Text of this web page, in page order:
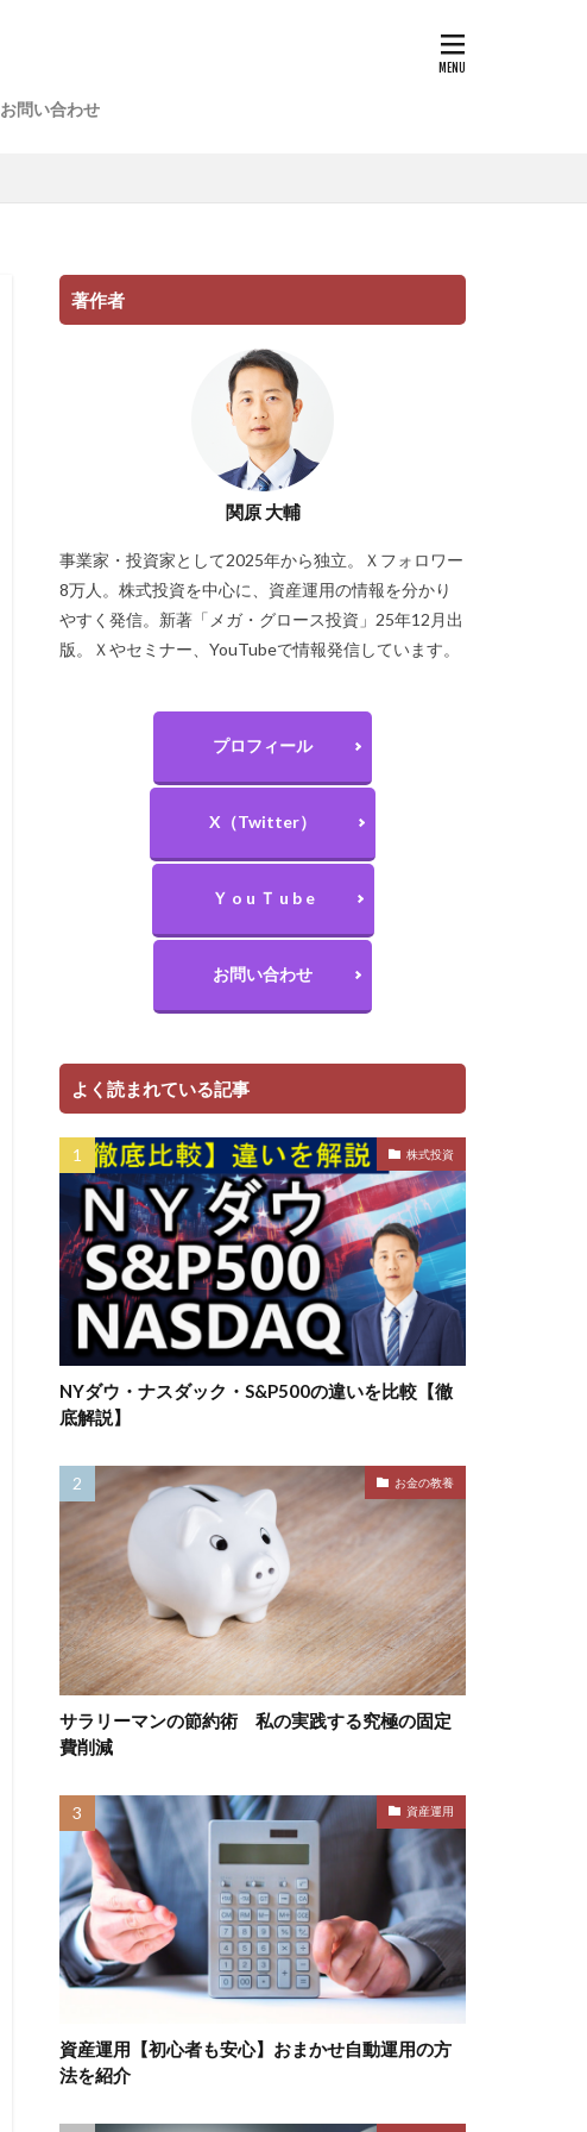
お問い合わせ
著作者
関原 大輔
事業家・投資家として2025年から独立。Ｘフォロワー
8万人。株式投資を中心に、資産運用の情報を分かり
やすく発信。新著「メガ・グロース投資」25年12月出
版。Ｘやセミナー、YouTubeで情報発信しています。
プロフィール
X（Twitter）
Ｙ o u Ｔ u b e
お問い合わせ
よく読まれている記事
株式投資
NYダウ・ナスダック・S&P500の違いを比較【徹
底解説】
お金の教養
サラリーマンの節約術 私の実践する究極の固定
費削減
資産運用
資産運用【初心者も安心】おまかせ自動運用の方
法を紹介